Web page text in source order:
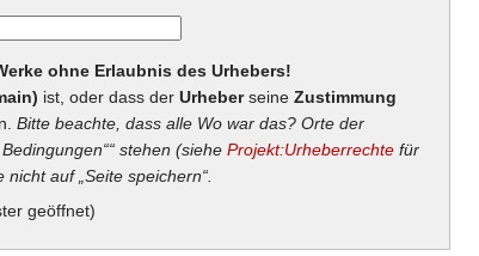
ohne Erlaubnis des Urhebers!
ist, oder dass der Urheberseine Zustimmung
Bitte beachte, dass alle Wo war das? Orte der
stehen (siehe Projekt:Urheberrechte für
auf „Seite speichern“.
geöffnet)